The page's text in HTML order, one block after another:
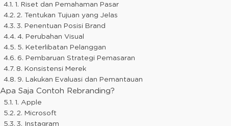
1. Riset dan Pemahaman Pasar
2. Tentukan Tujuan yang Jelas
3. Penentuan Posisi Brand
4. Perubahan Visual
5. Keterlibatan Pelanggan
6. Pembaruan Strategi Pemasaran
8. Konsistensi Merek
9. Lakukan Evaluasi dan Pemantauan
Apa Saja Contoh Rebranding?
1. Apple
2. Microsoft
3. Instagram